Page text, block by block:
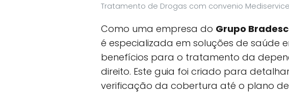
Tratamento de Drogas com convenio Mediservice
Como uma empresa do Grupo
é especializada em soluções de saúde
benefícios para o tratamento da
direito. Este guia foi criado para
verificação da cobertura até o plano